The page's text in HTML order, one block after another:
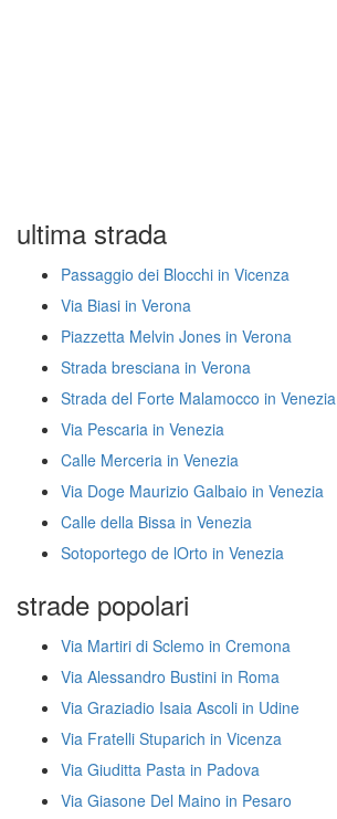
ultima strada
Passaggio dei Blocchi in Vicenza
Via Biasi in Verona
Piazzetta Melvin Jones in Verona
Strada bresciana in Verona
Strada del Forte Malamocco in Venezia
Via Pescaria in Venezia
Calle Merceria in Venezia
Via Doge Maurizio Galbaio in Venezia
Calle della Bissa in Venezia
Sotoportego de lOrto in Venezia
strade popolari
Via Martiri di Sclemo in Cremona
Via Alessandro Bustini in Roma
Via Graziadio Isaia Ascoli in Udine
Via Fratelli Stuparich in Vicenza
Via Giuditta Pasta in Padova
Via Giasone Del Maino in Pesaro